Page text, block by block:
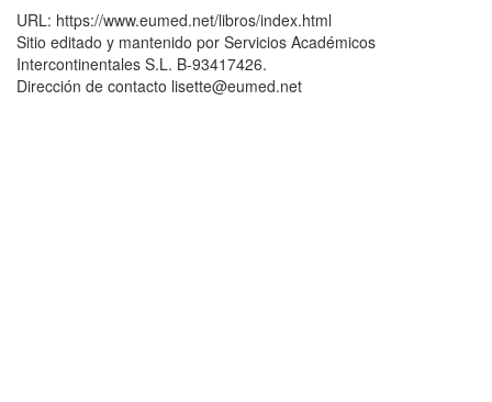
URL: https://www.eumed.net/libros/index.html
Sitio editado y mantenido por Servicios Académicos
Intercontinentales S.L. B-93417426.
Dirección de contacto lisette@eumed.net